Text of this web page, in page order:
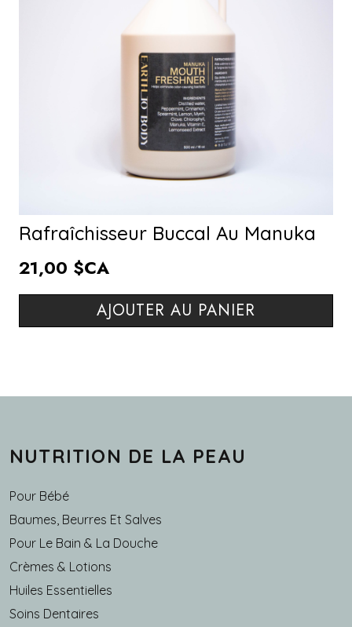
Rafraîchisseur Buccal Au Manuka
21,00 $CA
AJOUTER AU PANIER
NUTRITION DE LA PEAU
Pour Bébé
Baumes, Beurres Et Salves
Pour Le Bain & La Douche
Crèmes & Lotions
Huiles Essentielles
Soins Dentaires